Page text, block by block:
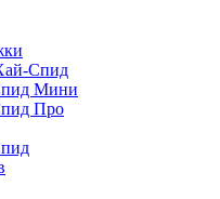
Спид
Мини
Про